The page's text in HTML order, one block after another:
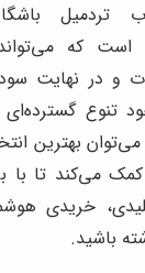
تردمیل
است که
و در نهایت
تنوع گسترده‌ای
بهترین
می‌کند تا با
خریدی
باشید.